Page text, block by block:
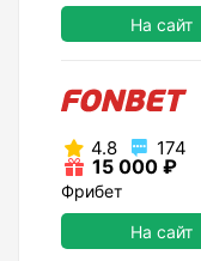
На сайт
4.8 174
15 000 ₽
Фрибет
На сайт